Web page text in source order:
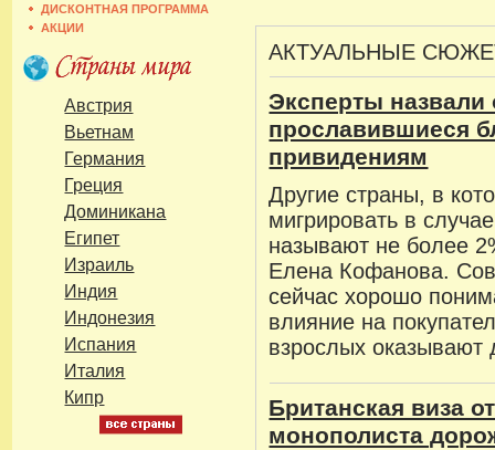
ДИСКОНТНАЯ ПРОГРАММА
АКЦИИ
Австрия
Вьетнам
Германия
Греция
Доминикана
Египет
Израиль
Индия
Индонезия
Испания
Италия
Кипр
АКТУАЛЬНЫЕ
Эксперты назвали
прославившиеся
привидениям
Другие страны, в
мигрировать в
называют не более
Елена Кофанова.
сейчас хорошо
влияние на
взрослых оказывают
Британская виза
монополиста